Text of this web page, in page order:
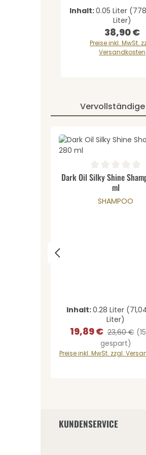
Inhalt:0.05 Liter
Liter)
Regulärer
38,90 €
Preise inkl. MwSt.
Versandkosten
Produkt
Durchschnittliche
Dark Oil Silky Shine
ml
SHAMPOO
Inhalt:0.28 Liter
Liter)
Verkaufspreis:
19,89 € Regulärer
23,60 €
gespart)
Preise inkl. MwSt. zzgl.
KUNDENSERVICE